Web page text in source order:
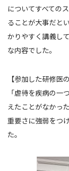
についてすべての
ることが大事だと
かりやすく講義し
な内容でした。
【参加した研修医の
「虐待を疾病の一
えたことがなかっ
重要さに強弱をつ
た。